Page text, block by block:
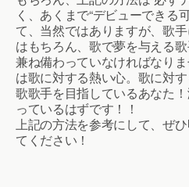
く、あくまで“デビューできる
て、当然ではありますが、歌
はもちろん、歌で夢を与える
兼ね備わっていなければなり
は歌に対する熱い心。歌に対
歌歌手を目指しているあなた
っているはずです！！
上記の方法を参考にして、ぜ
てください！